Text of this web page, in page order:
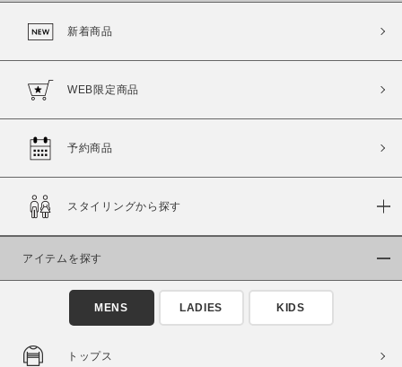
在庫
新着商品
WEB限定商品
予約商品
スタイリングから探す
アイテムを探す
MENS LADIES KIDS
トップス